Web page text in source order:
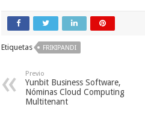
Etiquetas FRIKIPANDI
Previo
Yunbit Business Software,
Nóminas Cloud Computing
Multitenant